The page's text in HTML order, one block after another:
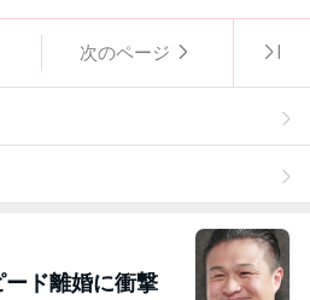
次のページ
ド離婚に衝撃